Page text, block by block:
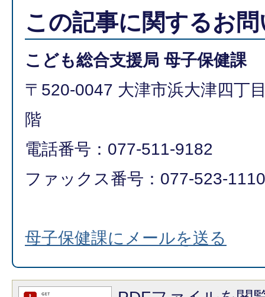
この記事に関するお
こども総合支援局 母子保健課
〒520-0047 大津市浜大津四丁
階
電話番号：077-511-9182
ファックス番号：077-523-1110
母子保健課にメールを送る